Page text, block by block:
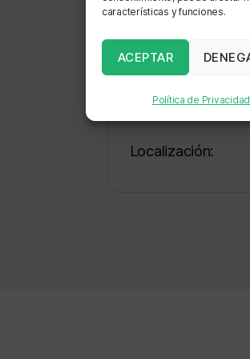
características y funciones.
ACEPTAR
Política de Privacidad
Sede: CENTRO
NATURALES
BIODIVERSIDAD -
Localización: